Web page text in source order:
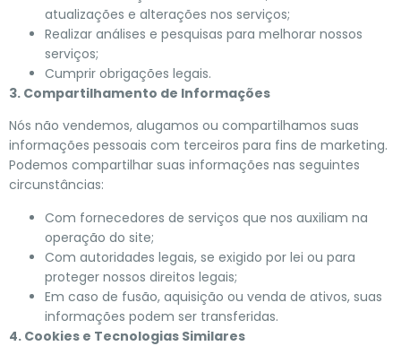
atualizações e alterações nos serviços;
Realizar análises e pesquisas para melhorar nossos
serviços;
Cumprir obrigações legais.
3. Compartilhamento de Informações
Nós não vendemos, alugamos ou compartilhamos suas
informações pessoais com terceiros para fins de marketing.
Podemos compartilhar suas informações nas seguintes
circunstâncias:
Com fornecedores de serviços que nos auxiliam na
operação do site;
Com autoridades legais, se exigido por lei ou para
proteger nossos direitos legais;
Em caso de fusão, aquisição ou venda de ativos, suas
informações podem ser transferidas.
4. Cookies e Tecnologias Similares